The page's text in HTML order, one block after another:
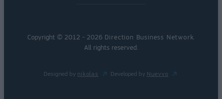
Copyright © 2012 - 2026 Direction Business Network.
All rights reserved.
Designed by nikolas Developed by Nuevvo